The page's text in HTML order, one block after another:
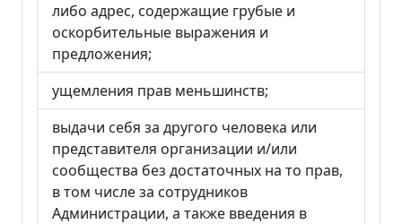
либо адрес, содержащие грубые и
оскорбительные выражения и
предложения;
ущемления прав меньшинств;
выдачи себя за другого человека или
представителя организации и/или
сообщества без достаточных на то прав,
в том числе за сотрудников
Администрации, а также введения в